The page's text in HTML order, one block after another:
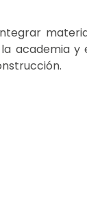
academia y